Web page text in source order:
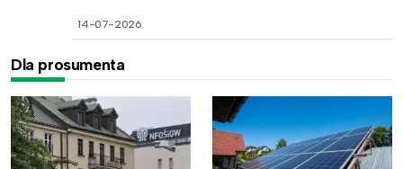
14-07-2026
Dla prosumenta